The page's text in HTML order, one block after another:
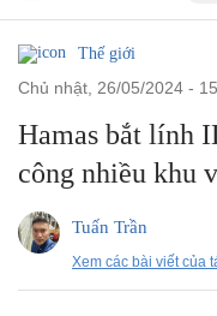
Thế giới
chủ nhật, 26/05/2024 -
Hamas bắt lính
công nhiều khu
Tuấn Trần
Xem các bài viết của